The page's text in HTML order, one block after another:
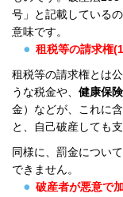
号」と記載している
意味です。
租税等の請求権
租税等の請求権とは
うな税金や、 健康保
金）などが、これに含
と、自己破産しても
同様に、罰金につい
できません。
破産者が悪意で